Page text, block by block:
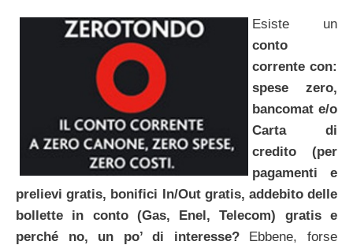
Esiste un
conto
corrente con:
spese zero,
bancomat e/o
Carta di
credito (per
pagamenti e
prelievi gratis, bonifici In/Out gratis, addebito delle
bollette in conto (Gas, Enel, Telecom) gratis e
perché no, un po’ di interesse?Ebbene, forse